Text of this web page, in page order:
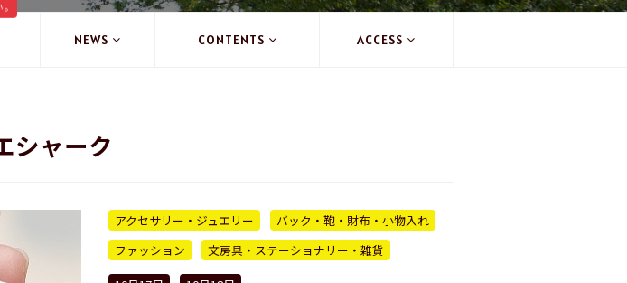
NEWS CONTENTS ACCESS
シャーク
アクセサリー・ジュエリー
バック・鞄・財布・小物入れ
ファッション
文房具・ステーショナリー・雑貨